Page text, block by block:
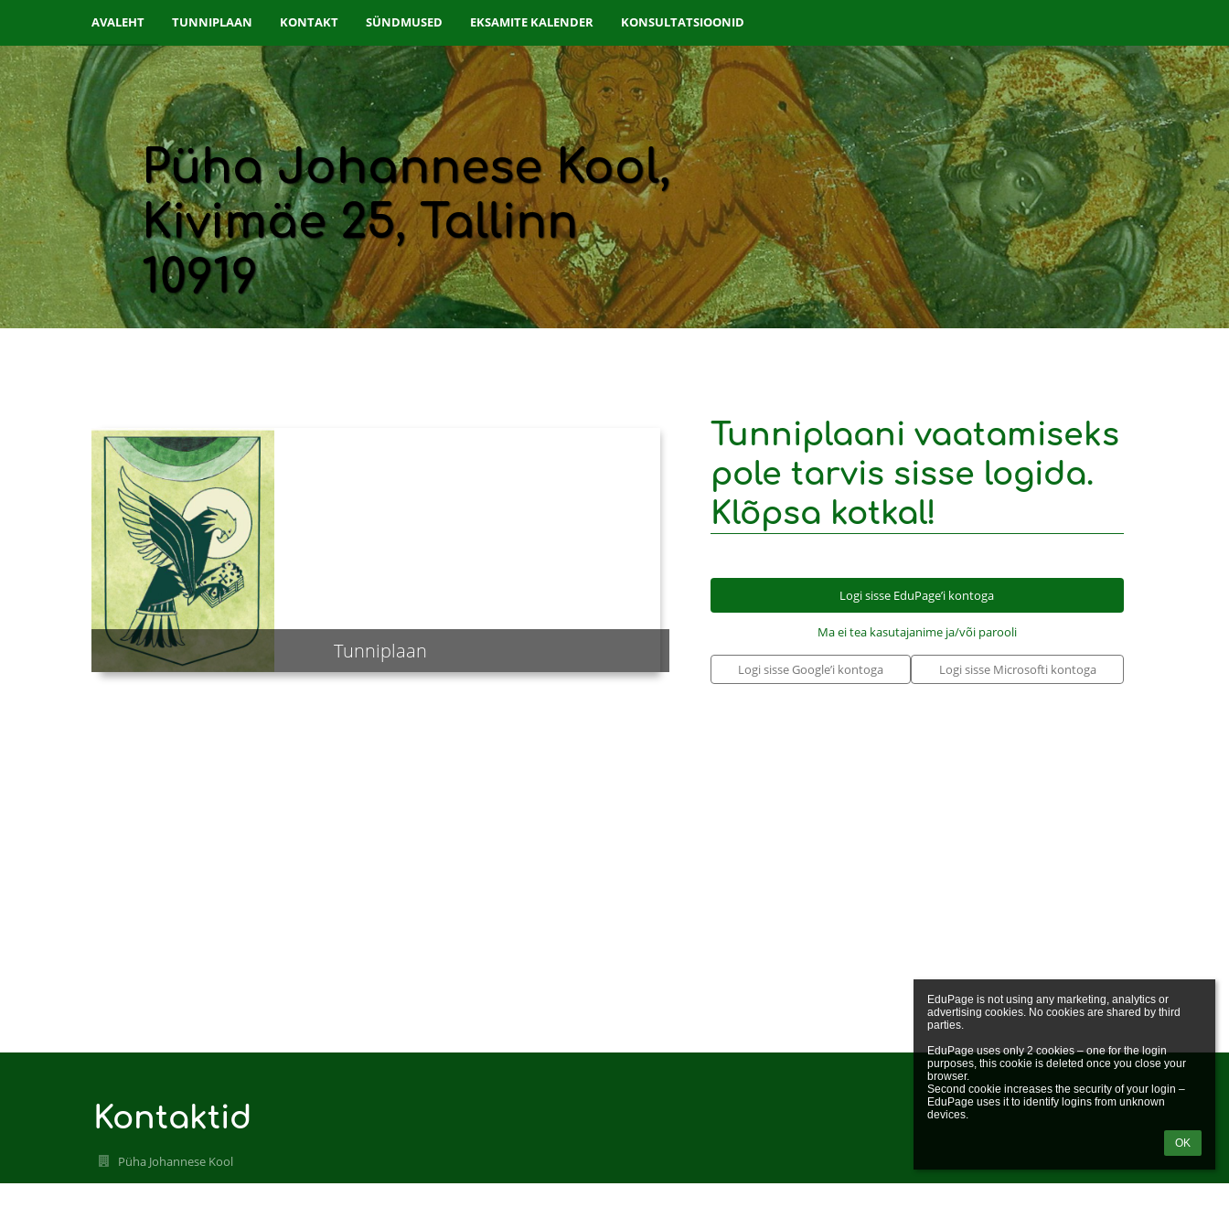
EduPage is not using any marketing, analytics or
advertising cookies. No cookies are shared by third
parties.
EduPage uses only 2 cookies – one for the login
purposes, this cookie is deleted once you close your
browser.
Second cookie increases the security of your login –
EduPage uses it to identify logins from unknown
OK
AVALEHT TUNNIPLAAN KONTAKT SÜNDMUSED EKSAMITE KALENDER KONSULTATSIOONID
Avaleht
Püha Johannese Kool,
Kivimäe 25, Tallinn
10919
Tunniplaan
Tunniplaani vaatamiseks
pole tarvis sisse logida.
Klõpsa kotkal!
Logi sisse EduPage’i kontoga
Ma ei tea kasutajanime ja/või parooli
Logi sisse Google’i kontoga Logi sisse Microsofti kontoga
Kontaktid
Püha Johannese Kool